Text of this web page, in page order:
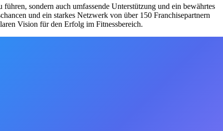
sondern auch umfassende Unterstützung und ein bewährtes
und ein starkes Netzwerk von über 150 Franchisepartnern
Vision für den Erfolg im Fitnessbereich.